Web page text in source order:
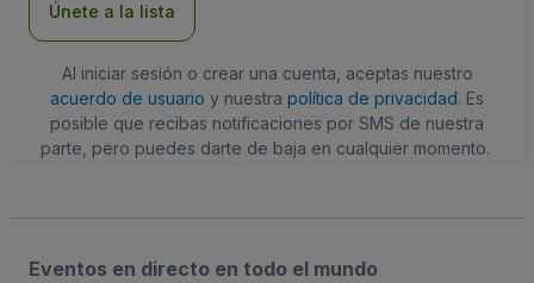
Únete a la lista
Al iniciar sesión o crear una cuenta, aceptas nuestro
acuerdo de usuario y nuestra política de privacidad. Es
posible que recibas notificaciones por SMS de nuestra
parte, pero puedes darte de baja en cualquier momento.
Eventos en directo en todo el mundo